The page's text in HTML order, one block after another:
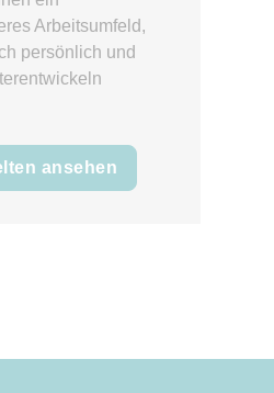
Arbeitsumfeld,
persönlich und
ansehen